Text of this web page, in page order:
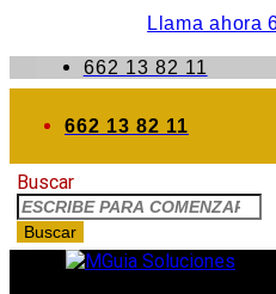
Llama ahora
662 13 82 11
662 13 82 11
Buscar
Buscar